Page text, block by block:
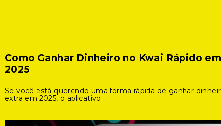
Como Ganhar Dinheiro no Kwai Rápido em
2025
Se você está querendo uma forma rápida de ganhar
extra em 2025, o aplicativo